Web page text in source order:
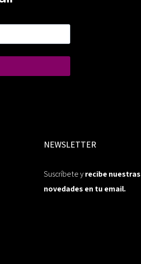
NEWSLETTER
Suscríbete yrecibe nuestras
novedades en tu email.